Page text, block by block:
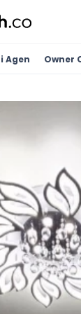
Agen Owner